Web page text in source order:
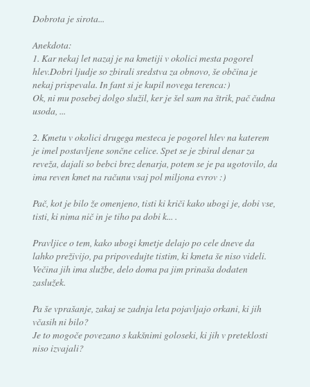
Dobrota je sirota...
Anekdota:
1. Kar nekaj let nazaj je na kmetiji v okolici mesta pogorel
hlev.Dobri ljudje so zbirali sredstva za obnovo, še občina je
nekaj prispevala. In fant si je kupil novega terenca:)
Ok, ni mu posebej dolgo služil, ker je šel sam na štrik, pač čudna
usoda, ...
2. Kmetu v okolici drugega mesteca je pogorel hlev na katerem
je imel postavljene sončne celice. Spet se je zbiral denar za
reveža, dajali so bebci brez denarja, potem se je pa ugotovilo, da
ima reven kmet na računu vsaj pol miljona evrov :)
Pač, kot je bilo že omenjeno, tisti ki kriči kako ubogi je, dobi vse,
tisti, ki nima nič in je tiho pa dobi k... .
Pravljice o tem, kako ubogi kmetje delajo po cele dneve da
lahko preživijo, pa pripovedujte tistim, ki kmeta še niso videli.
Večina jih ima službe, delo doma pa jim prinaša dodaten
zaslužek.
Pa še vprašanje, zakaj se zadnja leta pojavljajo orkani, ki jih
včasih ni bilo?
Je to mogoče povezano s kakšnimi goloseki, ki jih v preteklosti
niso izvajali?